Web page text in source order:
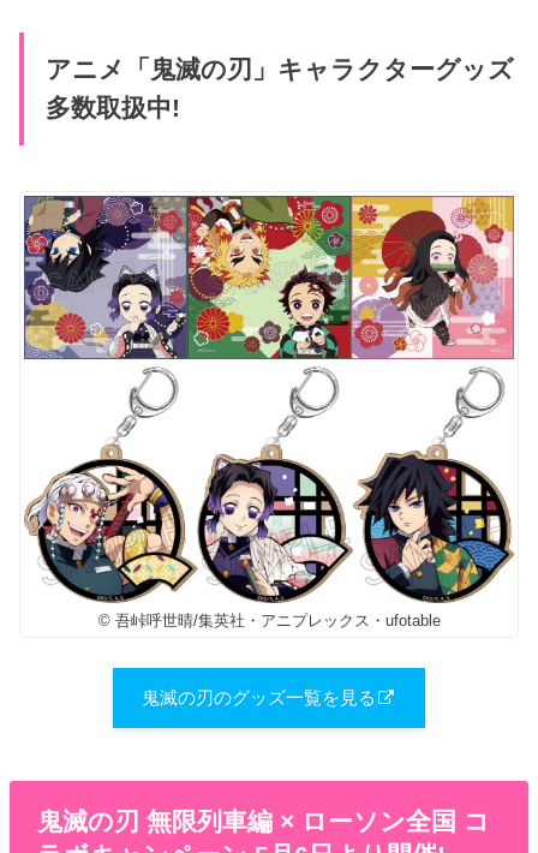
アニメ「鬼滅の刃」キャラクターグッズ
多数取扱中!
© 吾峠呼世晴/集英社・アニプレックス・ufotable
鬼滅の刃のグッズ一覧を見る
鬼滅の刃 無限列車編 × ローソン全国 コ